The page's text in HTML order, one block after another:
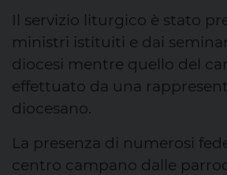
Il servizio liturgico è stato
ministri istituiti e dai
diocesi mentre quello del
effettuato da una
diocesano.
La presenza di numerosi
centro campano dalle